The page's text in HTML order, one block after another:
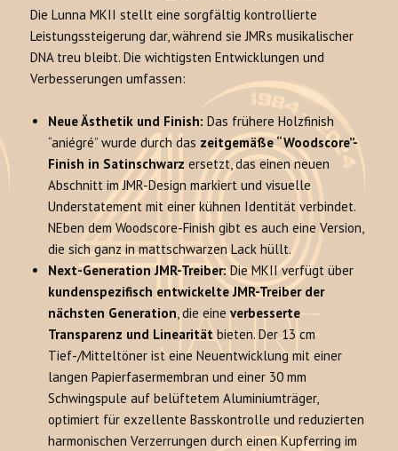
Die Lunna MKII stellt eine sorgfältig kontrollierte
Leistungssteigerung dar, während sie JMRs musikalischer
DNA treu bleibt. Die wichtigsten Entwicklungen und
Verbesserungen umfassen:
Neue Ästhetik und Finish: Das frühere Holzfinish
“aniégré” wurde durch das zeitgemäße “Woodscore”-
Finish in Satinschwarz ersetzt, das einen neuen
Abschnitt im JMR-Design markiert und visuelle
Understatement mit einer kühnen Identität verbindet.
NEben dem Woodscore-Finish gibt es auch eine Version,
die sich ganz in mattschwarzen Lack hüllt.
Next-Generation JMR-Treiber:Die MKII verfügt über
kundenspezifisch entwickelte JMR-Treiber der
nächsten Generation, die eineverbesserte
Transparenz und Linearitätbieten. Der 13 cm
Tief-/Mitteltöner ist eine Neuentwicklung mit einer
langen Papierfasermembran und einer 30 mm
Schwingspule auf belüftetem Aluminiumträger,
optimiert für exzellente Basskontrolle und reduzierten
harmonischen Verzerrungen durch einen Kupferring im